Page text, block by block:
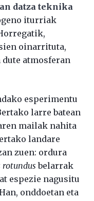
datza teknika
iturriak
oinarrituta,
atmosferan
esperimentu
larre batean
mailak nahita
landare
zuen: ordura
rotundus belarrak
espezie nagusitu
onddoetan eta